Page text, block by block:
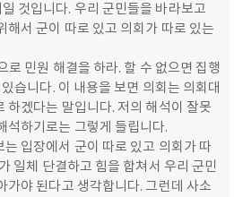
것입니다. 우리 군민들을 바라보고
해서 군이 따로 있고 의회가 따로 있는
로 민원 해결을 하라. 할 수 없으면 집행
습니다. 이 내용을 보면 의회는 의회대
하겠다는 말입니다. 저의 해석이 잘못
석하기로는 그렇게 들립니다.
입장에서 군이 따로 있고 의회가 따
일체 단결하고 힘을 합쳐서 우리 군민
가야 된다고 생각합니다. 그런데 사소